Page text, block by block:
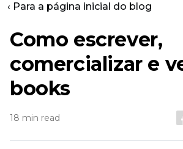
‹ Para a página inicial do blog
Como escrever,
comercializar e
books
18 min read